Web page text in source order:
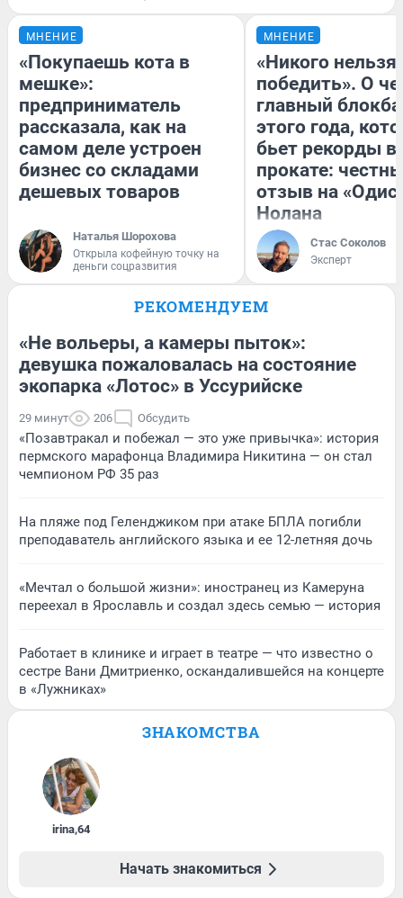
МНЕНИЕ
«Покупаешь кота в
мешке»:
предприниматель
рассказала, как на
самом деле устроен
бизнес со складами
дешевых товаров
Наталья Шорохова
Открыла кофейную точку на
деньги соцразвития
МНЕНИЕ
«Никого нельзя
победить». О
главный
этого года,
бьет рекорды в
прокате:
отзыв на
Нолана
Стас Соколов
Эксперт
РЕКОМЕНДУЕМ
«Не вольеры, а камеры пыток»:
девушка пожаловалась на состояние
экопарка «Лотос» в Уссурийске
29 минут 206 Обсудить
«Позавтракал и побежал — это уже привычка»: история
пермского марафонца Владимира Никитина — он стал
чемпионом РФ 35 раз
На пляже под Геленджиком при атаке БПЛА погибли
преподаватель английского языка и ее 12-летняя дочь
«Мечтал о большой жизни»: иностранец из Камеруна
переехал в Ярославль и создал здесь семью — история
Работает в клинике и играет в театре — что известно о
сестре Вани Дмитриенко, оскандалившейся на концерте
в «Лужниках»
ЗНАКОМСТВА
irina,64
Начать знакомиться